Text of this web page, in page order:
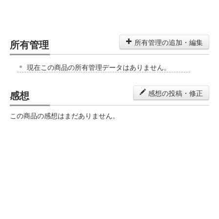
所有管理 所有管理の追加・編集
現在この商品の所有管理データはありません。
感想 感想の投稿・修正
この商品の感想はまだありません。